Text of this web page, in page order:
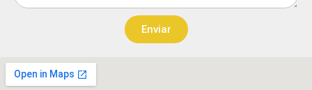
Enviar